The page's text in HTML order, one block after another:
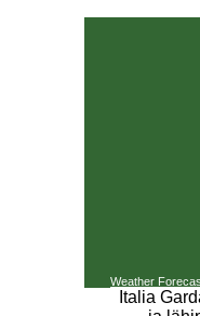
Weather
Italia